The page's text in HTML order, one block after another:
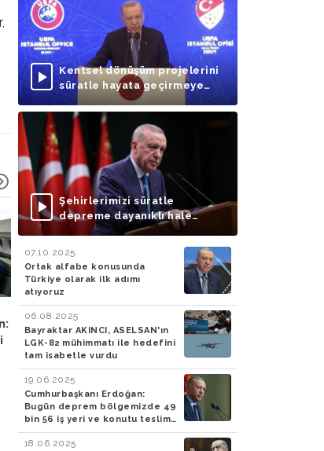
Olay 05.07.2024
Antalya'da çıkan orman
yangını kontrol altına
alınmaya çalışılıyor
Ekonomi 03.07.2024
Hazine ve Maliye
Şimşek:
süreci başladı
Kentsel dönüşüm projelerini
süratle hayata geçirmeye
odaklanmalıyız
Şehirlerimizi süratle
depreme dayanıklı hale
getirmek dışında bir
seçeneğimiz bulunmuyor
07.10.2025
Ortak alfabe konusunda
Türkiye olarak ilk adımı
atıyoruz
06.08.2025
Bayraktar AKINCI, ASELSAN'ın
LGK-82 mühimmatı ile hedefini
tam isabetle vurdu
19.06.2025
Cumhurbaşkanı Erdoğan:
Bugün deprem bölgemizde 49
bin 56 iş yeri ve konutu teslim
ediyoruz
18.06.2025